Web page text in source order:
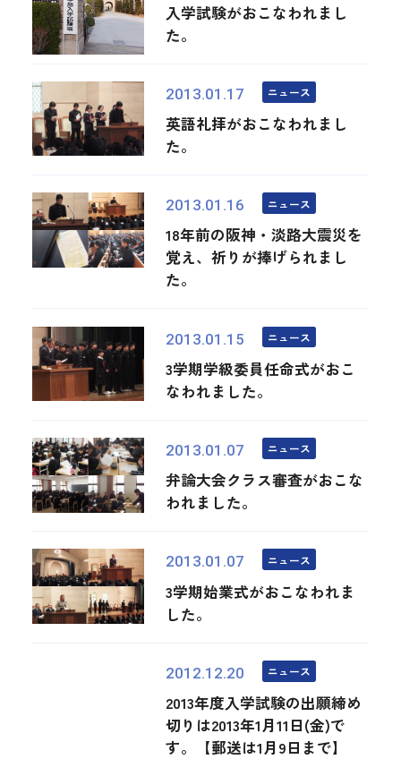
入学試験がおこなわれまし
た。
2013.01.17 ニュース
英語礼拝がおこなわれまし
た。
2013.01.16 ニュース
18年前の阪神・淡路大震災を
覚え、祈りが捧げられまし
た。
2013.01.15 ニュース
3学期学級委員任命式がおこ
なわれました。
2013.01.07 ニュース
弁論大会クラス審査がおこな
われました。
2013.01.07 ニュース
3学期始業式がおこなわれま
した。
2012.12.20 ニュース
2013年度入学試験の出願締め
切りは2013年1月11日(金)で
す。【郵送は1月9日まで】